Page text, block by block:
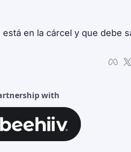
en la cárcel y que debe
with